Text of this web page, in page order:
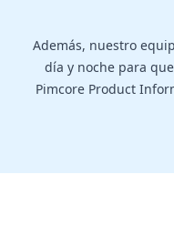
Además, nuestro
día y noche para
Pimcore Product